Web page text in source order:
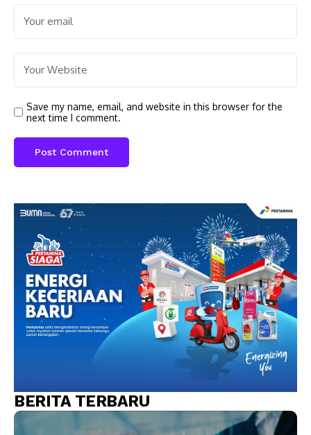
Save my name, email, and website in this browser for the
next time I comment.
BERITA TERBARU